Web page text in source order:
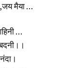
,जय मैया …
…